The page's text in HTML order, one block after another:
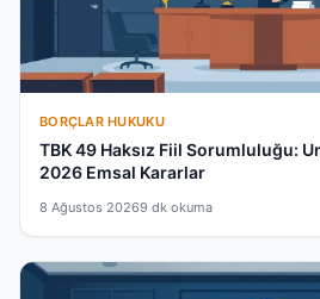
BORÇLAR HUKUKU
TBK 49 Haksız Fiil Sorumluluğu:
2026 Emsal Kararlar
8 Ağustos 20269 dk okuma